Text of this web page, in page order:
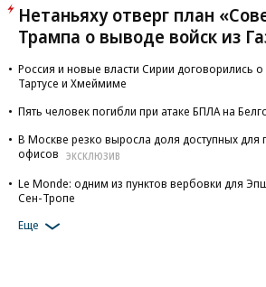
Нетаньяху отверг план
Трампа о выводе войск из
Россия и новые власти Сирии договорились
Тартусе и Хмеймиме
Пять человек погибли при атаке БПЛА на
В Москве резко выросла доля доступных для
офисов
ЭКСКЛЮЗИВ
Le Monde: одним из пунктов вербовки для
Сен-Тропе
Еще